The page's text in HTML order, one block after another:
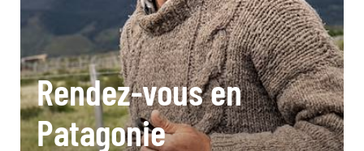
Rendez-vous en
Patagonie